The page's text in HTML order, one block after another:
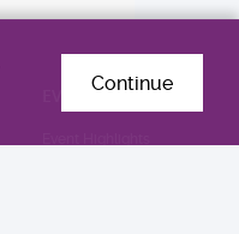
EVENTS
Continue